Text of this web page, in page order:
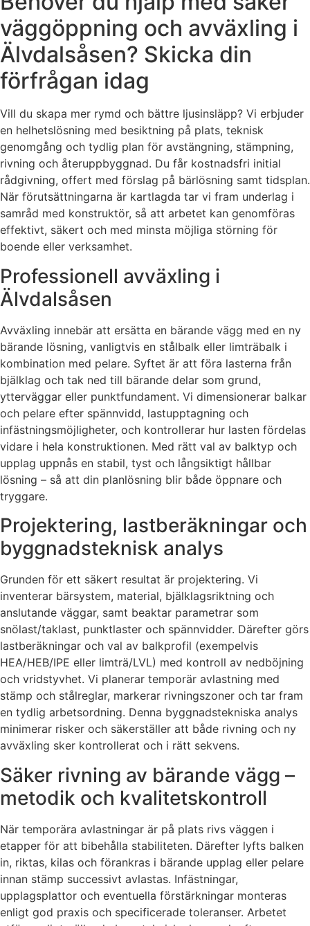
väggöppning och avväxling i
Älvdalsåsen? Skicka din
förfrågan idag
Vill du skapa mer rymd och bättre ljusinsläpp? Vi erbjuder
en helhetslösning med besiktning på plats, teknisk
genomgång och tydlig plan för avstängning, stämpning,
rivning och återuppbyggnad. Du får kostnadsfri initial
rådgivning, offert med förslag på bärlösning samt tidsplan.
När förutsättningarna är kartlagda tar vi fram underlag i
samråd med konstruktör, så att arbetet kan genomföras
effektivt, säkert och med minsta möjliga störning för
boende eller verksamhet.
Professionell avväxling i
Älvdalsåsen
Avväxling innebär att ersätta en bärande vägg med en ny
bärande lösning, vanligtvis en stålbalk eller limträbalk i
kombination med pelare. Syftet är att föra lasterna från
bjälklag och tak ned till bärande delar som grund,
ytterväggar eller punktfundament. Vi dimensionerar balkar
och pelare efter spännvidd, lastupptagning och
infästningsmöjligheter, och kontrollerar hur lasten fördelas
vidare i hela konstruktionen. Med rätt val av balktyp och
upplag uppnås en stabil, tyst och långsiktigt hållbar
lösning – så att din planlösning blir både öppnare och
tryggare.
Projektering, lastberäkningar och
byggnadsteknisk analys
Grunden för ett säkert resultat är projektering. Vi
inventerar bärsystem, material, bjälklagsriktning och
anslutande väggar, samt beaktar parametrar som
snölast/taklast, punktlaster och spännvidder. Därefter görs
lastberäkningar och val av balkprofil (exempelvis
HEA/HEB/IPE eller limträ/LVL) med kontroll av nedböjning
och vridstyvhet. Vi planerar temporär avlastning med
stämp och stålreglar, markerar rivningszoner och tar fram
en tydlig arbetsordning. Denna byggnadstekniska analys
minimerar risker och säkerställer att både rivning och ny
avväxling sker kontrollerat och i rätt sekvens.
Säker rivning av bärande vägg –
metodik och kvalitetskontroll
När temporära avlastningar är på plats rivs väggen i
etapper för att bibehålla stabiliteten. Därefter lyfts balken
in, riktas, kilas och förankras i bärande upplag eller pelare
innan stämp successivt avlastas. Infästningar,
upplagsplattor och eventuella förstärkningar monteras
enligt god praxis och specificerade toleranser. Arbetet